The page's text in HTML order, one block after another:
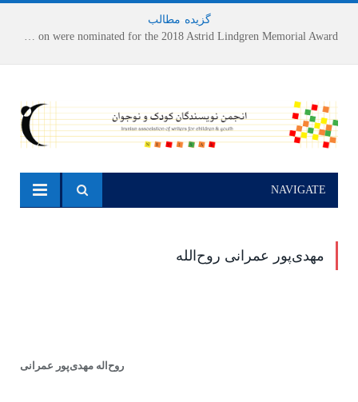
گزیده مطالب
NAVIGATE
مهدی‌پور عمرانی روح‌الله
روح‌اله مهدى‌پور عمرانى